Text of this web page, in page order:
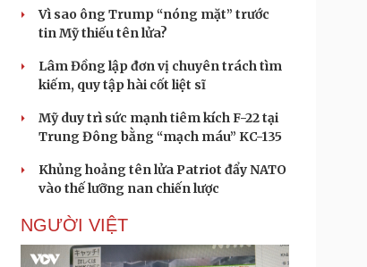
Kể chuyện cho bé
Hạt giống tâm hồn
Vì sao ông Trump “nóng mặt” trước
tin Mỹ thiếu tên lửa?
Lâm Đồng lập đơn vị chuyên trách tìm
kiếm, quy tập hài cốt liệt sĩ
Mỹ duy trì sức mạnh tiêm kích F-22 tại
Trung Đông bằng “mạch máu” KC-135
Khủng hoảng tên lửa Patriot đẩy NATO
vào thế lưỡng nan chiến lược
NGƯỜI VIỆT